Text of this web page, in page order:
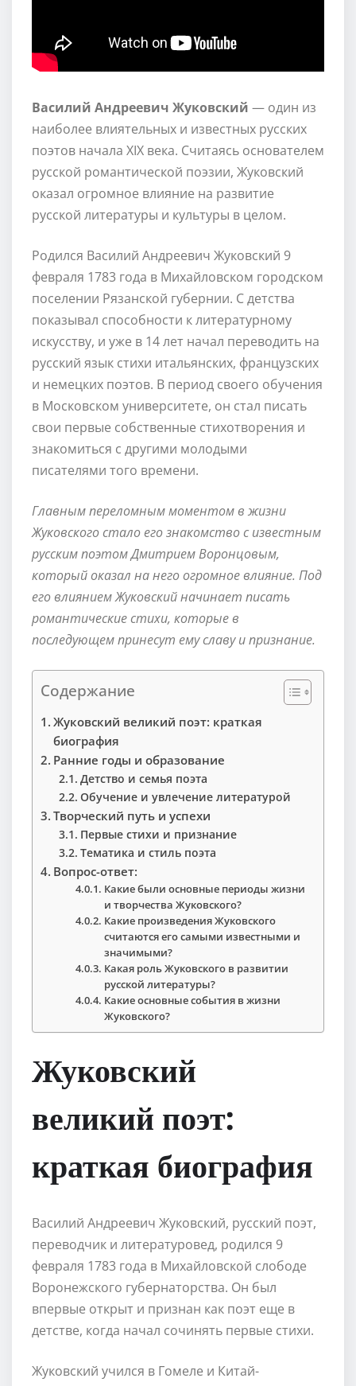
Василий Андреевич Жуковский — один из
наиболее влиятельных и известных русских
поэтов начала XIX века. Считаясь основателем
русской романтической поэзии, Жуковский
оказал огромное влияние на развитие
русской литературы и культуры в целом.
Родился Василий Андреевич Жуковский 9
февраля 1783 года в Михайловском городском
поселении Рязанской губернии. С детства
показывал способности к литературному
искусству, и уже в 14 лет начал переводить на
русский язык стихи итальянских, французских
и немецких поэтов. В период своего обучения
в Московском университете, он стал писать
свои первые собственные стихотворения и
знакомиться с другими молодыми
писателями того времени.
Главным переломным моментом в жизни
Жуковского стало его знакомство с известным
русским поэтом Дмитрием Воронцовым,
который оказал на него огромное влияние. Под
его влиянием Жуковский начинает писать
романтические стихи, которые в
последующем принесут ему славу и признание.
Содержание
Жуковский великий поэт: краткая
биография
Ранние годы и образование
Детство и семья поэта
Обучение и увлечение литературой
Творческий путь и успехи
Первые стихи и признание
Тематика и стиль поэта
Вопрос-ответ:
Какие были основные периоды жизни
и творчества Жуковского?
Какие произведения Жуковского
считаются его самыми известными и
значимыми?
Какая роль Жуковского в развитии
русской литературы?
Какие основные события в жизни
Жуковского?
Жуковский
великий поэт:
краткая биография
Василий Андреевич Жуковский, русский поэт,
переводчик и литературовед, родился 9
февраля 1783 года в Михайловской слободе
Воронежского губернаторства. Он был
впервые открыт и признан как поэт еще в
детстве, когда начал сочинять первые стихи.
Жуковский учился в Гомеле и Китай-